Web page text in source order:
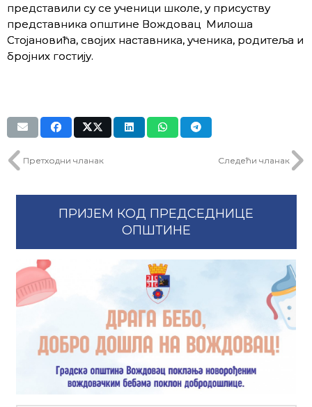
представили су се ученици школе, у присуству
представника општине Вождовац Милоша
Стојановића, својих наставника, ученика, родитеља и
бројних гостију.
Претходни чланак Следећи чланак
ПРИЈЕМ КОД ПРЕДСЕДНИЦЕ
ОПШТИНЕ